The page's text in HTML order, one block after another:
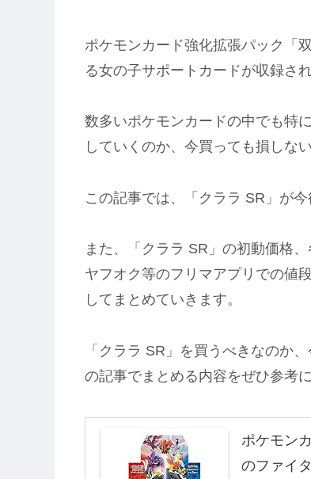
ポケモンカード強化拡張パック「
る女の子サポートカードが収録さ
数多いポケモンカードの中でも特
していくのか、今買っても損しな
この記事では、「クララ SR」が
また、「クララ SR」の初動価格
ヤフオク等のフリマアプリでの値
してまとめていきます。
「クララ SR」を買うべきなのか
の記事でまとめる内容をぜひ参考
ポケモン
のファイ